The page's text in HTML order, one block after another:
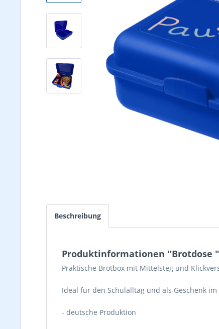
Beschreibung
Produktinformationen "Brotdose
Praktische Brotbox mit Mittelsteg und
Ideal für den Schulalltag und als Geschenk
- deutsche Produktion